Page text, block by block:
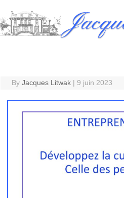
to
content
By Jacques Litwak | 9 juin 2023